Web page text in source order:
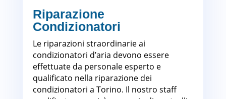
Riparazione
Condizionatori
Le riparazioni straordinarie ai
condizionatori d’aria devono essere
effettuate da personale esperto e
qualificato nella riparazione dei
condizionatori a Torino. Il nostro staff